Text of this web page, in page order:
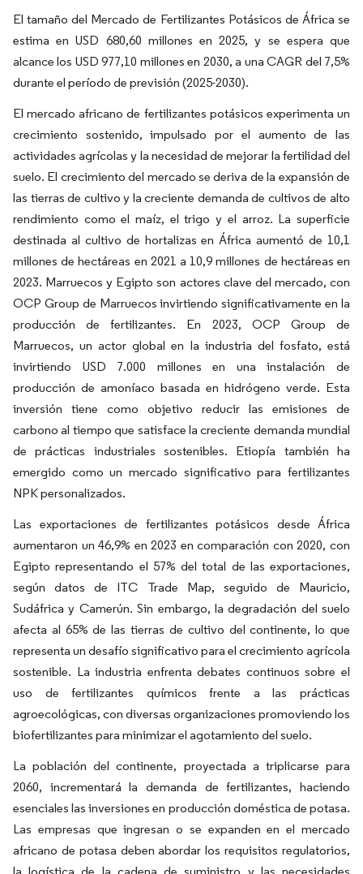
El tamaño del Mercado de Fertilizantes Potásicos de África se
estima en USD 680,60 millones en 2025, y se espera que
alcance los USD 977,10 millones en 2030, a una CAGR del 7,5%
durante el período de previsión (2025-2030).
El mercado africano de fertilizantes potásicos experimenta un
crecimiento sostenido, impulsado por el aumento de las
actividades agrícolas y la necesidad de mejorar la fertilidad del
suelo. El crecimiento del mercado se deriva de la expansión de
las tierras de cultivo y la creciente demanda de cultivos de alto
rendimiento como el maíz, el trigo y el arroz. La superficie
destinada al cultivo de hortalizas en África aumentó de 10,1
millones de hectáreas en 2021 a 10,9 millones de hectáreas en
2023. Marruecos y Egipto son actores clave del mercado, con
OCP Group de Marruecos invirtiendo significativamente en la
producción de fertilizantes. En 2023, OCP Group de
Marruecos, un actor global en la industria del fosfato, está
invirtiendo USD 7.000 millones en una instalación de
producción de amoníaco basada en hidrógeno verde. Esta
inversión tiene como objetivo reducir las emisiones de
carbono al tiempo que satisface la creciente demanda mundial
de prácticas industriales sostenibles. Etiopía también ha
emergido como un mercado significativo para fertilizantes
NPK personalizados.
Las exportaciones de fertilizantes potásicos desde África
aumentaron un 46,9% en 2023 en comparación con 2020, con
Egipto representando el 57% del total de las exportaciones,
según datos de ITC Trade Map, seguido de Mauricio,
Sudáfrica y Camerún. Sin embargo, la degradación del suelo
afecta al 65% de las tierras de cultivo del continente, lo que
representa un desafío significativo para el crecimiento agrícola
sostenible. La industria enfrenta debates continuos sobre el
uso de fertilizantes químicos frente a las prácticas
agroecológicas, con diversas organizaciones promoviendo los
biofertilizantes para minimizar el agotamiento del suelo.
La población del continente, proyectada a triplicarse para
2060, incrementará la demanda de fertilizantes, haciendo
esenciales las inversiones en producción doméstica de potasa.
Las empresas que ingresan o se expanden en el mercado
africano de potasa deben abordar los requisitos regulatorios,